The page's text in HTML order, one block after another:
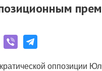
оппозиции